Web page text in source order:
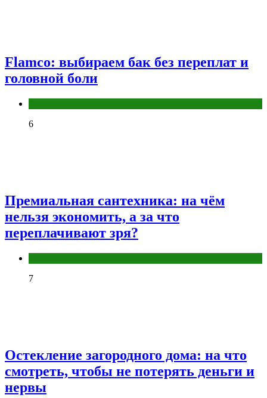
Flamco: выбираем бак без переплат и
головной боли
6
Премиальная сантехника: на чём
нельзя экономить, а за что
переплачивают зря?
7
Остекление загородного дома: на что
смотреть, чтобы не потерять деньги и
нервы